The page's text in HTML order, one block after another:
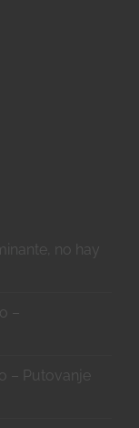
no hay
–
– Putovanje